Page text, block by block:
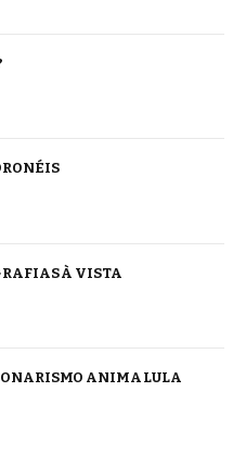
À VISTA
ANIMA LULA